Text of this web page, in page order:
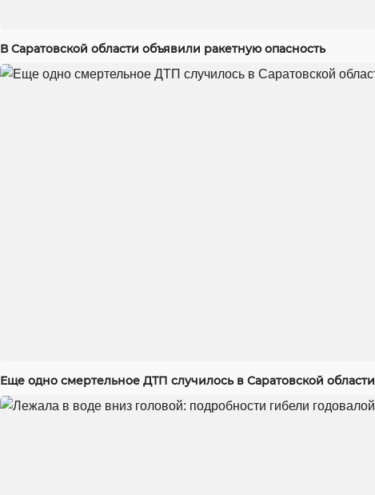
В Саратовской области объявили ракетную опасность
Еще одно смертельное ДТП случилось в Саратовской области